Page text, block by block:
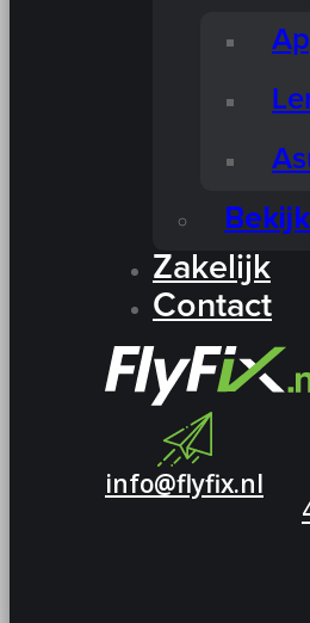
Zakelijk
Contact
info@flyfix.nl